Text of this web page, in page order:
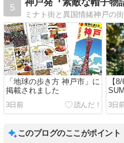
5
神戸発『素敵な帽子物
「地球の歩き方 神戸市」に
掲載されました
3日前
【
第
3日
このブログのここがポイント